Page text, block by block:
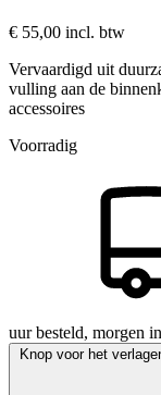
€ 55,00 incl. btw
Vervaardigd uit
vulling aan de
accessoires
Voorradig
uur besteld, morgen
Knop voor het